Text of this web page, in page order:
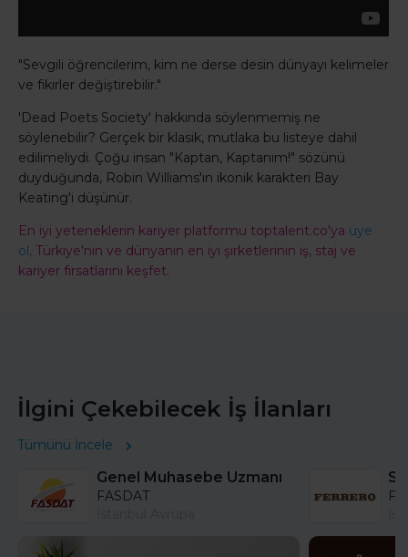
"Sevgili öğrencilerim, kim ne derse desin dünyayı kelimeler
ve fikirler değiştirebilir."
'Dead Poets Society' hakkında söylenmemiş ne
söylenebilir? Gerçek bir klasik, mutlaka bu listeye dahil
edilimeliydi. Çoğu insan "Kaptan, Kaptanım!" sözünü
duyduğunda, Robin Williams'ın ikonik karakteri Bay
Keating'i düşünür.
En iyi yeteneklerin kariyer platformu toptalent.co'ya üye
ol, Türkiye'nin ve dünyanın en iyi şirketlerinin iş, staj ve
kariyer fırsatlarını keşfet.
İlgini Çekebilecek İş İlanları
Tümünü İncele
Genel Muhasebe Uzmanı
FASDAT